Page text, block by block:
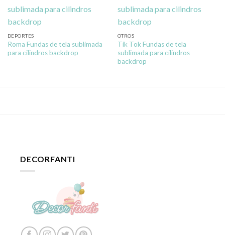
DEPORTES
Roma Fundas de tela sublimada
para cilindros backdrop
OTROS
Tik Tok Fundas de tela
sublimada para cilindros
backdrop
DECORFANTI